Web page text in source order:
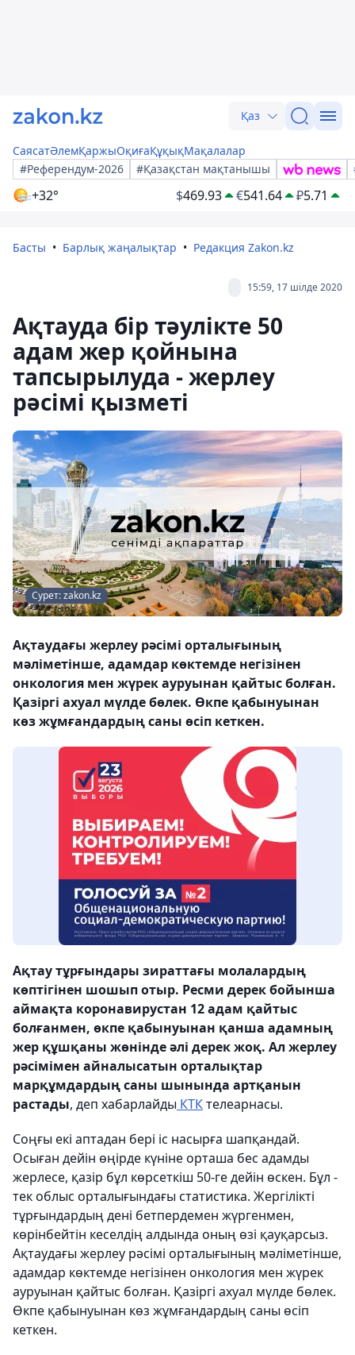
Қаз
СаясатӘлемҚаржыОқиғаҚұқықМақалалар
#Референдум-2026
#Қазақстан мақтанышы
+32° $469.93 €541.64 ₽5.71
Басты Барлық жаңалықтар Редакция Zakon.kz
15:59, 17 шілде 2020
Ақтауда бір тәулікте 50
адам жер қойнына
тапсырылуда - жерлеу
рәсімі қызметі
Сурет: zakon.kz
Ақтаудағы жерлеу рәсімі орталығының
мәліметінше, адамдар көктемде негізінен
онкология мен жүрек ауруынан қайтыс болған.
Қазіргі ахуал мүлде бөлек. Өкпе қабынуынан
көз жұмғандардың саны өсіп кеткен.
Ақтау тұрғындары зираттағы молалардың
көптігінен шошып отыр. Ресми дерек бойынша
аймақта коронавирустан 12 адам қайтыс
болғанмен, өкпе қабынуынан қанша адамның
жер құшқаны жөнінде әлі дерек жоқ. Ал жерлеу
рәсімімен айналысатын орталықтар
марқұмдардың саны шынында артқанын
растады, деп хабарлайды КТКтелеарнасы.
Соңғы екі аптадан бері іс насырға шапқандай.
Осыған дейін өңірде күніне орташа бес адамды
жерлесе, қазір бұл көрсеткіш 50-ге дейін өскен. Бұл -
тек облыс орталығындағы статистика. Жергілікті
тұрғындардың дені бетпердемен жүргенмен,
көрінбейтін кеселдің алдында оның өзі қауқарсыз.
Ақтаудағы жерлеу рәсімі орталығының мәліметінше,
адамдар көктемде негізінен онкология мен жүрек
ауруынан қайтыс болған. Қазіргі ахуал мүлде бөлек.
Өкпе қабынуынан көз жұмғандардың саны өсіп
кеткен.